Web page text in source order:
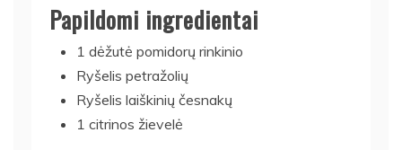
Papildomi ingredientai
1 dėžutė pomidorų rinkinio
Ryšelis petražolių
Ryšelis laiškinių česnakų
1 citrinos žievelė